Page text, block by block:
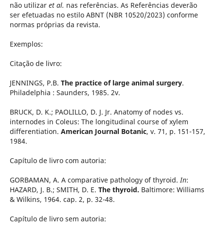
não utilizar et al. nas referências. As Referências deverão
ser efetuadas no estilo ABNT (NBR 10520/2023) conforme
normas próprias da revista.
Exemplos:
Citação de livro:
JENNINGS, P.B. The practice of large animal surgery.
Philadelphia : Saunders, 1985. 2v.
BRUCK, D. K.; PAOLILLO, D. J. Jr. Anatomy of nodes vs.
internodes in Coleus: The longitudinal course of xylem
differentiation. American Journal Botanic, v. 71, p. 151-157,
1984.
Capítulo de livro com autoria:
GORBAMAN, A. A comparative pathology of thyroid.In:
HAZARD, J. B.; SMITH, D. E. The thyroid. Baltimore: Williams
& Wilkins, 1964. cap. 2, p. 32-48.
Capítulo de livro sem autoria: